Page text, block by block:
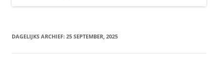
DAGELIJKS ARCHIEF: 25 SEPTEMBER, 2025